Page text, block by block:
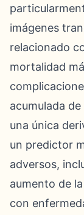
imágenes
relacionado
mortalidad
acumulada
una única
un predictor
adversos,
aumento de
con